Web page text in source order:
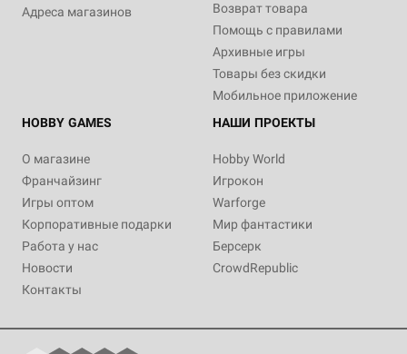
Адреса магазинов
Возврат товара
Помощь с правилами
Архивные игры
Товары без скидки
Мобильное приложение
HOBBY GAMES
О магазине
Франчайзинг
Игры оптом
Корпоративные подарки
Работа у нас
Новости
Контакты
НАШИ ПРОЕКТЫ
Hobby World
Игрокон
Warforge
Мир фантастики
Берсерк
CrowdRepublic